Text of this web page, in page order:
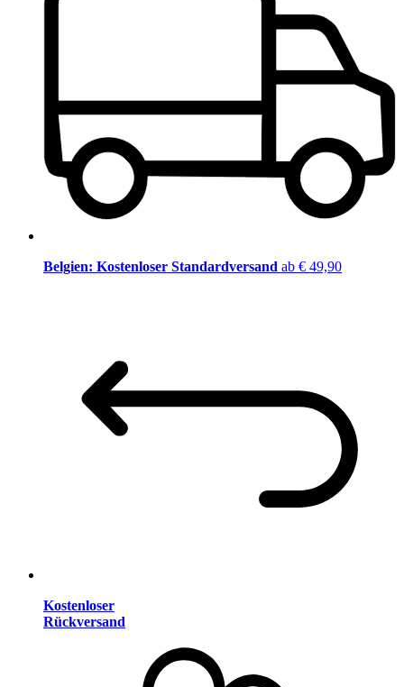
Belgien: Kostenloser Standardversand ab € 49,90
Kostenloser
Rückversand